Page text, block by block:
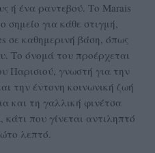
ή ένα ραντεβού. Το Marais
σημείο για κάθε στιγμή,
σε καθημερινή βάση, όπως
Το όνομά του προέρχεται
Παρισιού, γνωστή για την
την έντονη κοινωνική ζωή
και τη γαλλική φινέτσα
που γίνεται αντιληπτό
λεπτό.